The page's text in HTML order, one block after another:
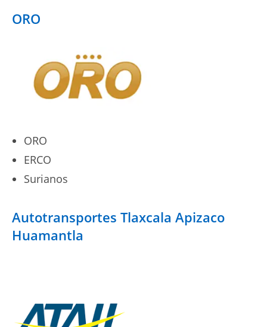
ORO
ORO
ERCO
Surianos
Autotransportes Tlaxcala Apizaco
Huamantla